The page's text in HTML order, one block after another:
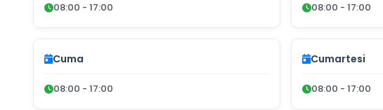
08:00 - 17:00 08:00 - 17:00
Cuma
08:00 - 17:00
Cumartesi
08:00 - 17:00